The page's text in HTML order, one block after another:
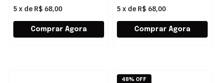
5 x de R$ 68,00 5 x de R$ 68,00
48% OFF